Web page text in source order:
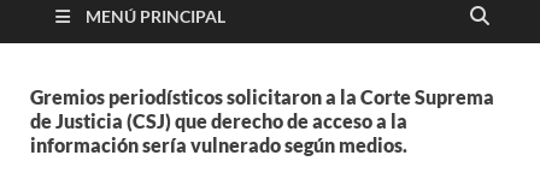
MENÚ PRINCIPAL
Gremios periodísticos solicitaron a la Corte Suprema
de Justicia (CSJ) que derecho de acceso a la
información sería vulnerado según medios.